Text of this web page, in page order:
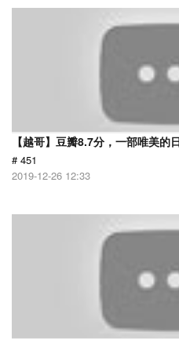
【越哥】豆瓣8.7分，一部唯美的
# 451
2019-12-26 12:33